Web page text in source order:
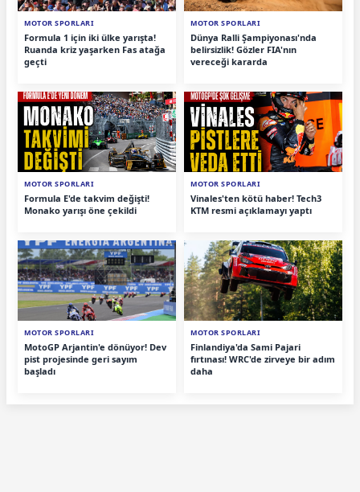
MOTOR SPORLARI
Formula 1 için iki ülke yarışta!
Ruanda kriz yaşarken Fas atağa
geçti
MOTOR SPORLARI
Dünya Ralli Şampiyonası'nda
belirsizlik! Gözler FIA'nın
vereceği kararda
MOTOR SPORLARI
Formula E'de takvim değişti!
Monako yarışı öne çekildi
MOTOR SPORLARI
Vinales'ten kötü haber! Tech3
KTM resmi açıklamayı yaptı
MOTOR SPORLARI
MotoGP Arjantin'e dönüyor! Dev
pist projesinde geri sayım
başladı
MOTOR SPORLARI
Finlandiya'da Sami Pajari
fırtınası! WRC'de zirveye bir adım
daha